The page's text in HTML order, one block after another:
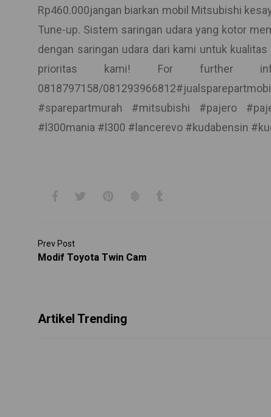
Rp460.000jangan biarkan mobil Mitsubishi
Tune-up. Sistem saringan udara yang kotor
dengan saringan udara dari kami untuk
prioritas kami! For further
0818797158/
#sparepartmurah #mitsubishi #pajero
#l300mania #l300 #lancerevo #kudabensin
Prev Post
Modif Toyota Twin Cam
Artikel Trending